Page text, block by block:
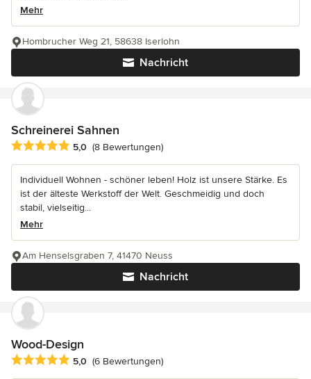
Mehr
Nachricht
Hombrucher Weg 21, 58638 Iserlohn
Schreinerei Sahnen
Durchschnittliche Bewertung: 5 von 5 Sternen
5,0 (8 Bewertungen)
Individuell Wohnen - schöner leben! Holz ist unsere Stärke. Es
ist der älteste Werkstoff der Welt. Geschmeidig und doch
stabil, vielseitig...
Mehr
Nachricht
Am Henselsgraben 7, 41470 Neuss
Wood-Design
Durchschnittliche Bewertung: 5 von 5 Sternen
5,0 (6 Bewertungen)